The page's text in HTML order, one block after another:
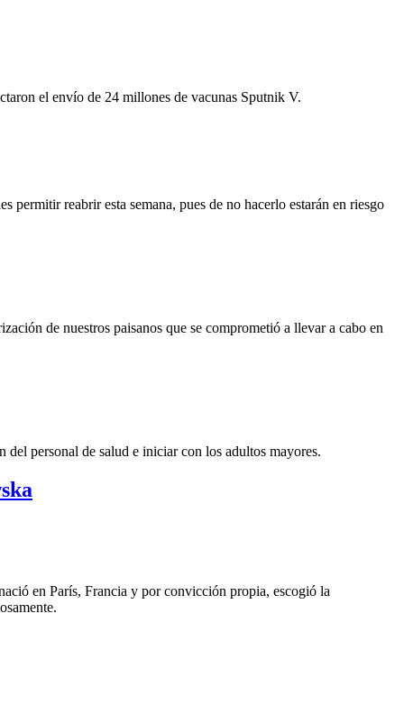
el envío de 24 millones de vacunas Sputnik V.
reabrir esta semana, pues de no hacerlo estarán en riesgo
de nuestros paisanos que se comprometió a llevar a cabo en
personal de salud e iniciar con los adultos mayores.
en París, Francia y por convicción propia, escogió la